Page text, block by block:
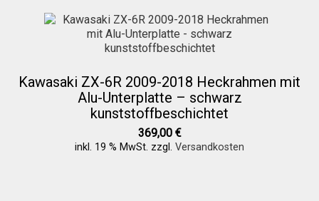
Über uns
Händlerkonditionen
Kawasaki ZX-6R 2009-2018 Heckrahmen mit
Alu-Unterplatte – schwarz
kunststoffbeschichtet
369,00 €
inkl. 19 % MwSt. zzgl. Versandkosten